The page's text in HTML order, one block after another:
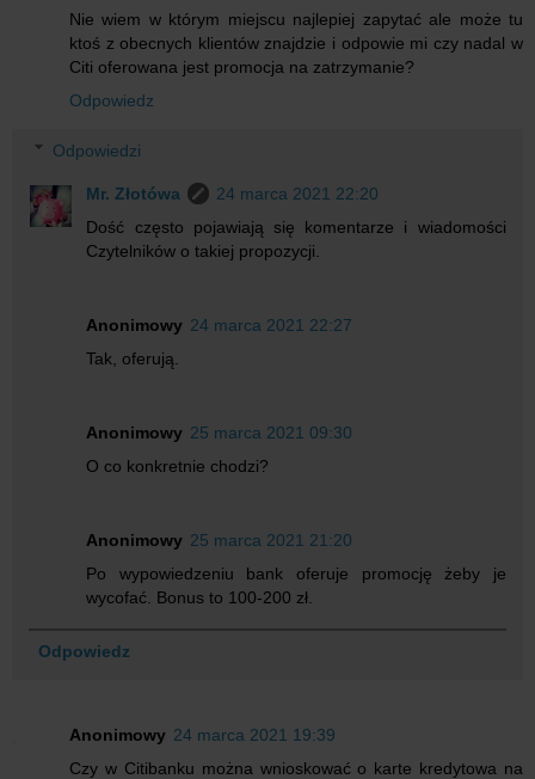
Nie wiem w którym miejscu najlepiej zapytać ale może tu
ktoś z obecnych klientów znajdzie i odpowie mi czy nadal w
Citi oferowana jest promocja na zatrzymanie?
Odpowiedz
Odpowiedzi
Mr. Złotówa
24 marca 2021 22:20
Dość często pojawiają się komentarze i wiadomości
Czytelników o takiej propozycji.
Anonimowy 24 marca 2021 22:27
Tak, oferują.
Anonimowy 25 marca 2021 09:30
O co konkretnie chodzi?
Anonimowy 25 marca 2021 21:20
Po wypowiedzeniu bank oferuje promocję żeby je
wycofać. Bonus to 100-200 zł.
Odpowiedz
Anonimowy 24 marca 2021 19:39
Czy w Citibanku można wnioskować o karte kredytowa na